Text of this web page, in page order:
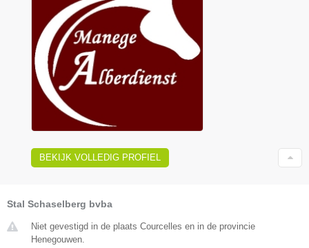
BEKIJK VOLLEDIG PROFIEL
Stal Schaselberg bvba
Niet gevestigd in de plaats Courcelles en in de provincie
Henegouwen.